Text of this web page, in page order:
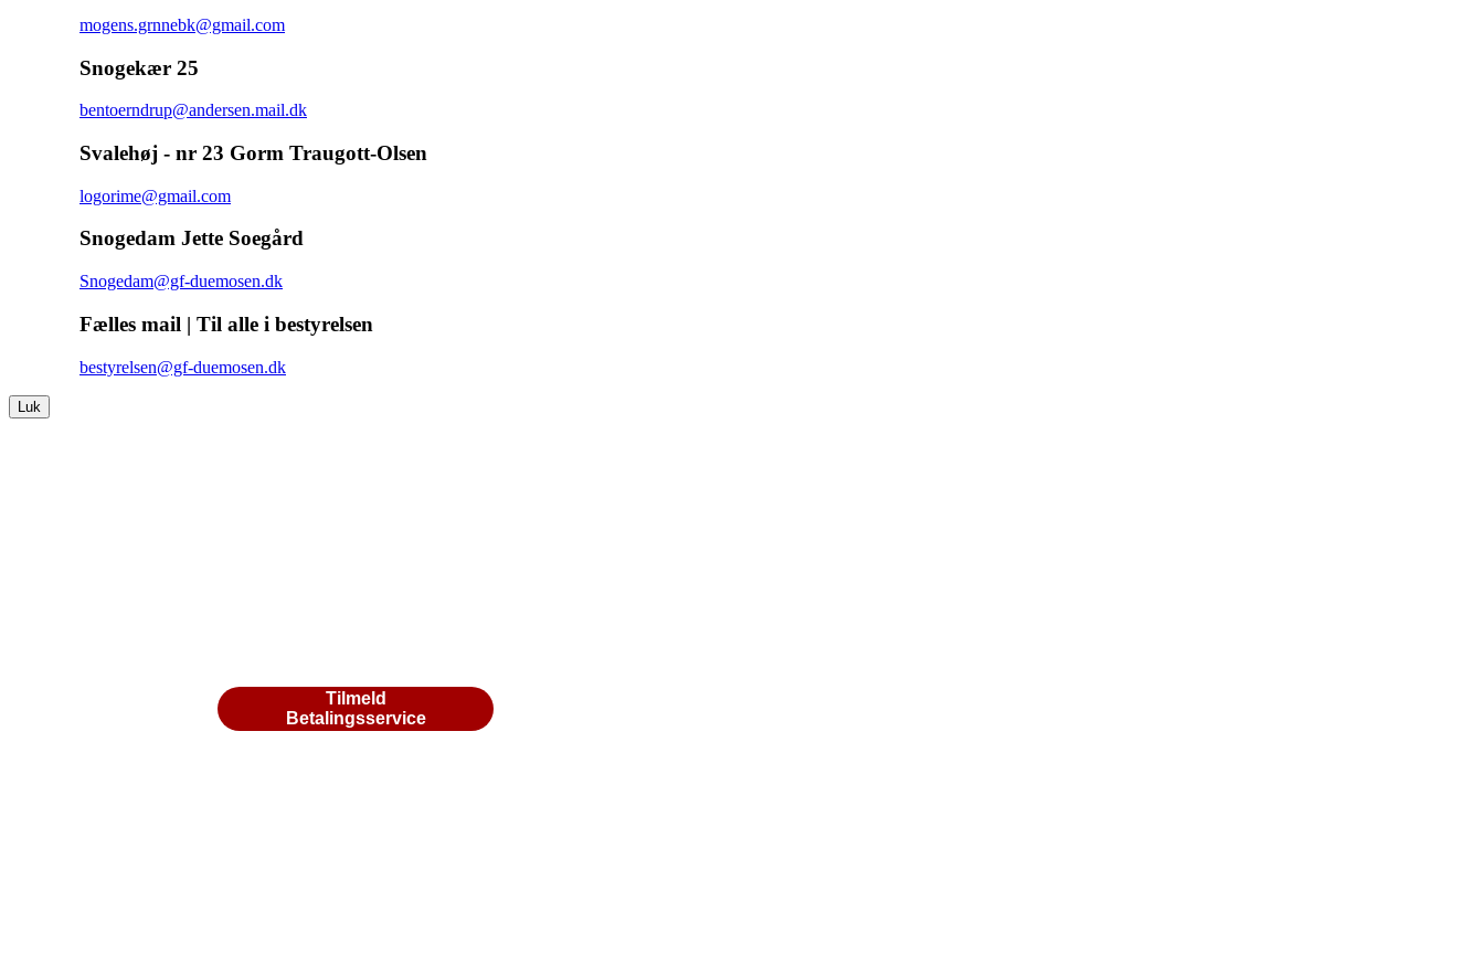
mogens.grnnebk@gmail.com
Snogekær 25
bentoerndrup@andersen.mail.dk
Svalehøj - nr 23 Gorm Traugott-Olsen
logorime@gmail.com
Snogedam Jette Soegård
Snogedam@gf-duemosen.dk
Fælles mail | Til alle i bestyrelsen
bestyrelsen@gf-duemosen.dk
Luk